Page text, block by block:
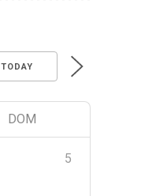
TODAY
DOM
5